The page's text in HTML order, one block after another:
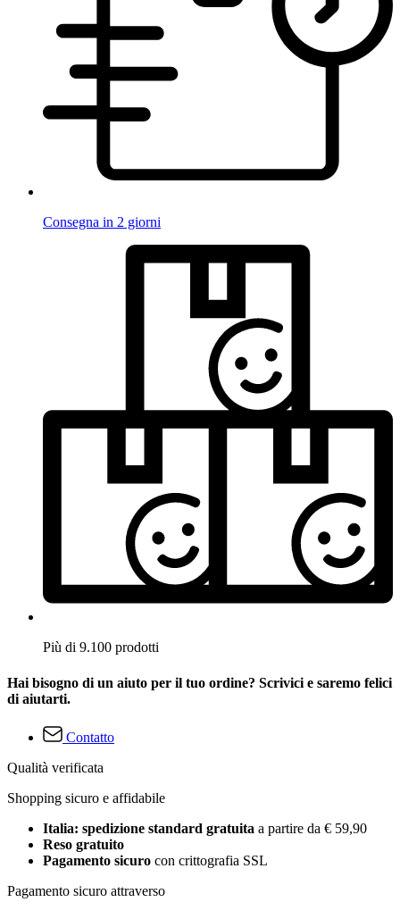
Consegna in 2 giorni
Più di 9.100 prodotti
Hai bisogno di un aiuto per il tuo ordine? Scrivici e saremo felici
di aiutarti.
Contatto
Qualità verificata
Shopping sicuro e affidabile
Italia: spedizione standard gratuita a partire da € 59,90
Reso gratuito
Pagamento sicuro con crittografia SSL
Pagamento sicuro attraverso